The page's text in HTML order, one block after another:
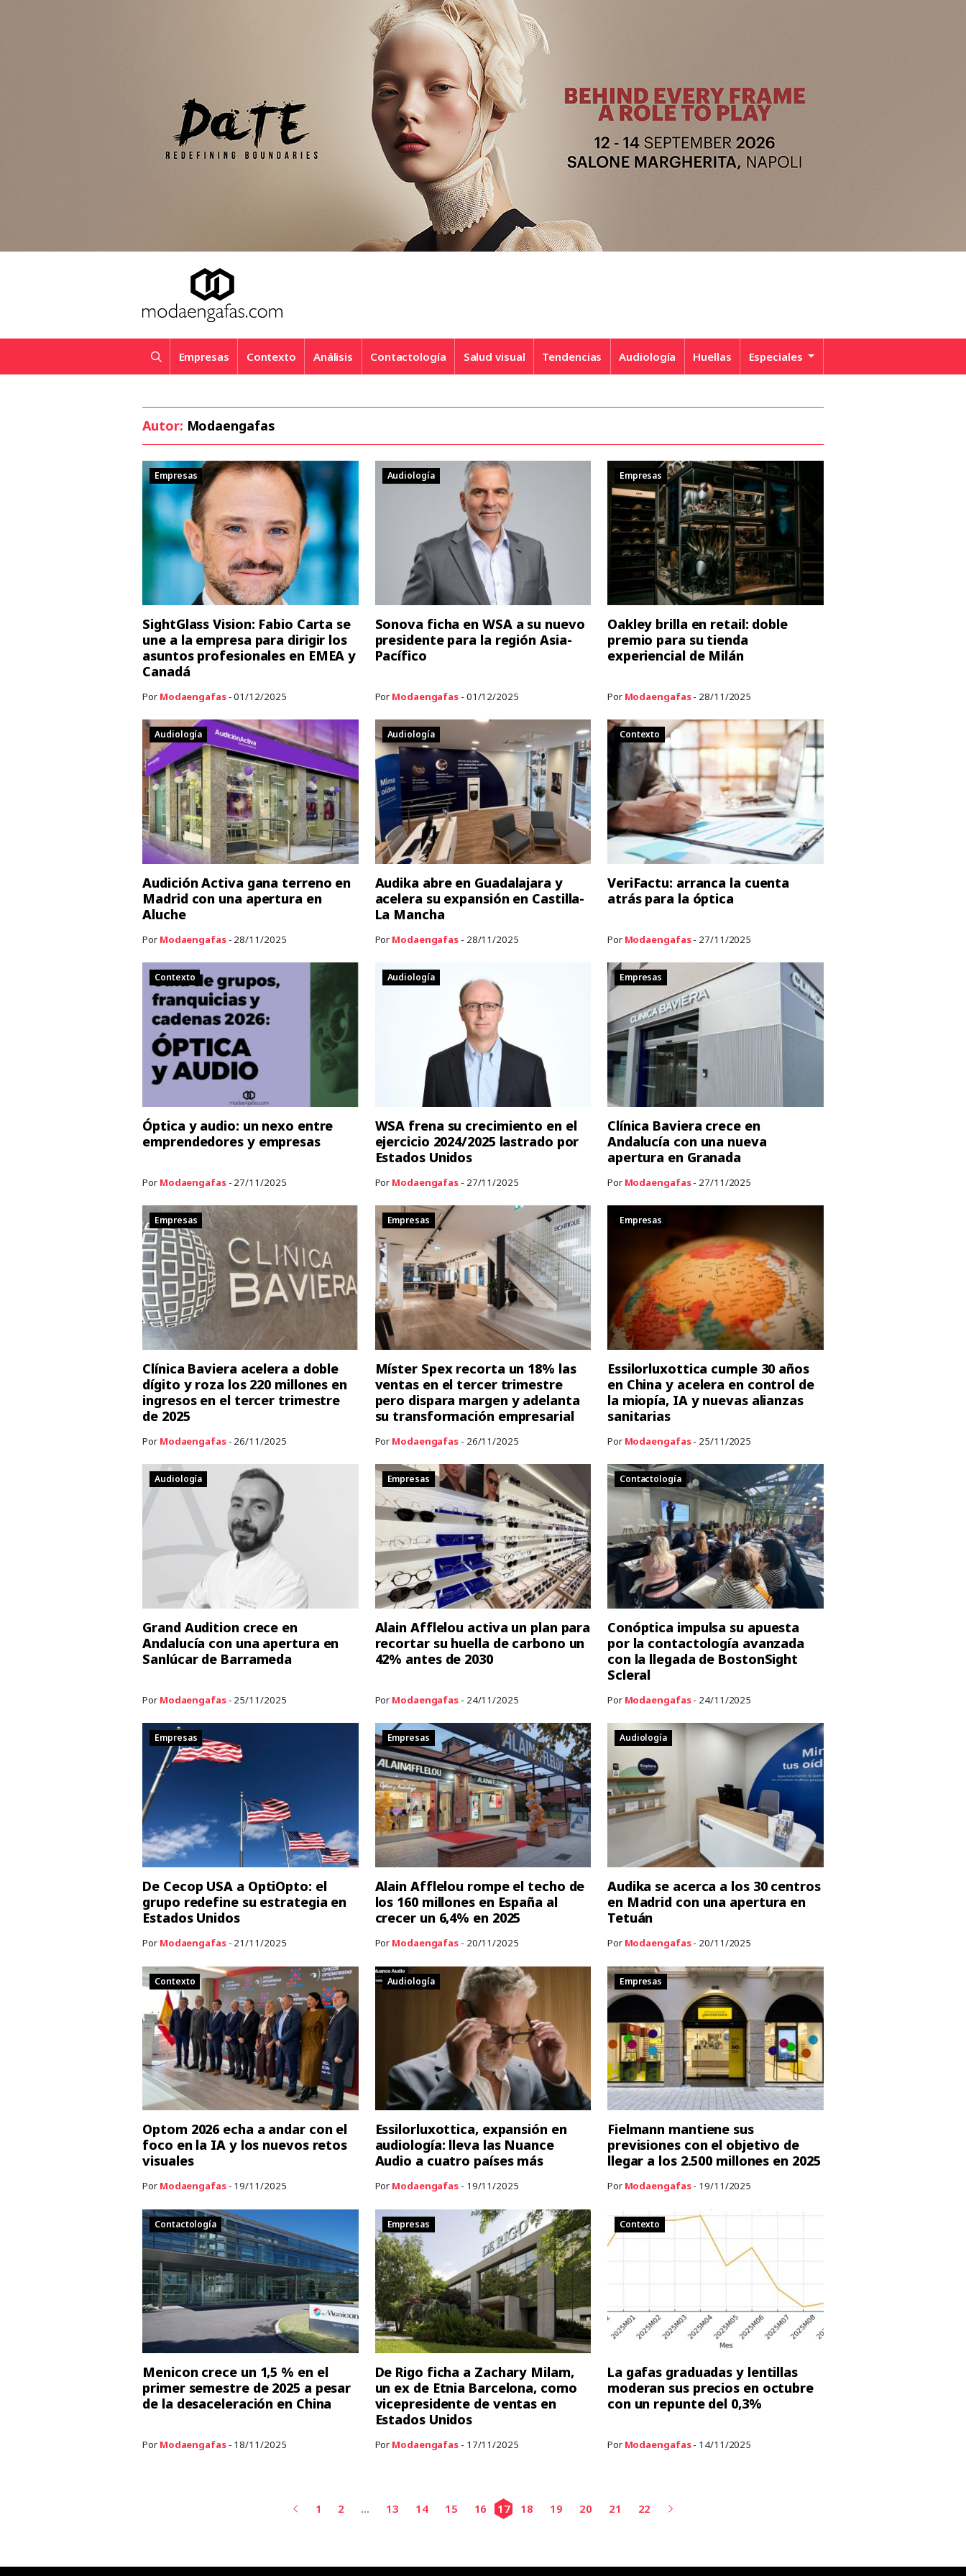
Empresas Contexto Análisis Contactología Salud visual Tendencias Audiología Huellas Especiales
Autor: Modaengafas
Empresas
SightGlass Vision: Fabio Carta se
une a la empresa para dirigir los
asuntos profesionales en EMEA y
Canadá
Por Modaengafas- 01/12/2025
Audiología
Sonova ficha en WSA a su nuevo
presidente para la región Asia-
Pacífico
Por Modaengafas - 01/12/2025
Empresas
Oakley brilla en retail: doble
premio para su tienda
experiencial de Milán
Por Modaengafas- 28/11/2025
Audiología
Audición Activa gana terreno en
Madrid con una apertura en
Aluche
Por Modaengafas- 28/11/2025
Audiología
Audika abre en Guadalajara y
acelera su expansión en Castilla-
La Mancha
Por Modaengafas - 28/11/2025
Contexto
VeriFactu: arranca la cuenta
atrás para la óptica
Por Modaengafas- 27/11/2025
Contexto
Óptica y audio: un nexo entre
emprendedores y empresas
Por Modaengafas- 27/11/2025
Audiología
WSA frena su crecimiento en el
ejercicio 2024/2025 lastrado por
Estados Unidos
Por Modaengafas - 27/11/2025
Empresas
Clínica Baviera crece en
Andalucía con una nueva
apertura en Granada
Por Modaengafas- 27/11/2025
Empresas
Clínica Baviera acelera a doble
dígito y roza los 220 millones en
ingresos en el tercer trimestre
de 2025
Por Modaengafas- 26/11/2025
Empresas
Míster Spex recorta un 18% las
ventas en el tercer trimestre
pero dispara margen y adelanta
su transformación empresarial
Por Modaengafas - 26/11/2025
Empresas
Essilorluxottica cumple 30 años
en China y acelera en control de
la miopía, IA y nuevas alianzas
sanitarias
Por Modaengafas- 25/11/2025
Audiología
Grand Audition crece en
Andalucía con una apertura en
Sanlúcar de Barrameda
Por Modaengafas- 25/11/2025
Empresas
Alain Afflelou activa un plan para
recortar su huella de carbono un
42% antes de 2030
Por Modaengafas - 24/11/2025
Contactología
Conóptica impulsa su apuesta
por la contactología avanzada
con la llegada de BostonSight
Scleral
Por Modaengafas- 24/11/2025
Empresas
De Cecop USA a OptiOpto: el
grupo redefine su estrategia en
Estados Unidos
Por Modaengafas- 21/11/2025
Empresas
Alain Afflelou rompe el techo de
los 160 millones en España al
crecer un 6,4% en 2025
Por Modaengafas - 20/11/2025
Audiología
Audika se acerca a los 30 centros
en Madrid con una apertura en
Tetuán
Por Modaengafas- 20/11/2025
Contexto
Optom 2026 echa a andar con el
foco en la IA y los nuevos retos
visuales
Por Modaengafas- 19/11/2025
Audiología
Essilorluxottica, expansión en
audiología: lleva las Nuance
Audio a cuatro países más
Por Modaengafas - 19/11/2025
Empresas
Fielmann mantiene sus
previsiones con el objetivo de
llegar a los 2.500 millones en 2025
Por Modaengafas- 19/11/2025
Contactología
Menicon crece un 1,5 % en el
primer semestre de 2025 a pesar
de la desaceleración en China
Por Modaengafas- 18/11/2025
Empresas
De Rigo ficha a Zachary Milam,
un ex de Etnia Barcelona, como
vicepresidente de ventas en
Estados Unidos
Por Modaengafas - 17/11/2025
Contexto
La gafas graduadas y lentillas
moderan sus precios en octubre
con un repunte del 0,3%
Por Modaengafas- 14/11/2025
1 2 ... 13 14 15 16 17 18 19 20 21 22